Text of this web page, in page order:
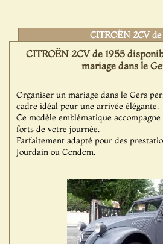
CITROËN 2CV de
CITROËN 2CV de 1955
mariage dans le
Organiser un mariage dans le Gers
cadre idéal pour une arrivée élégante.
Ce modèle emblématique
forts de votre journée.
Parfaitement adapté pour des
Jourdain ou Condom.